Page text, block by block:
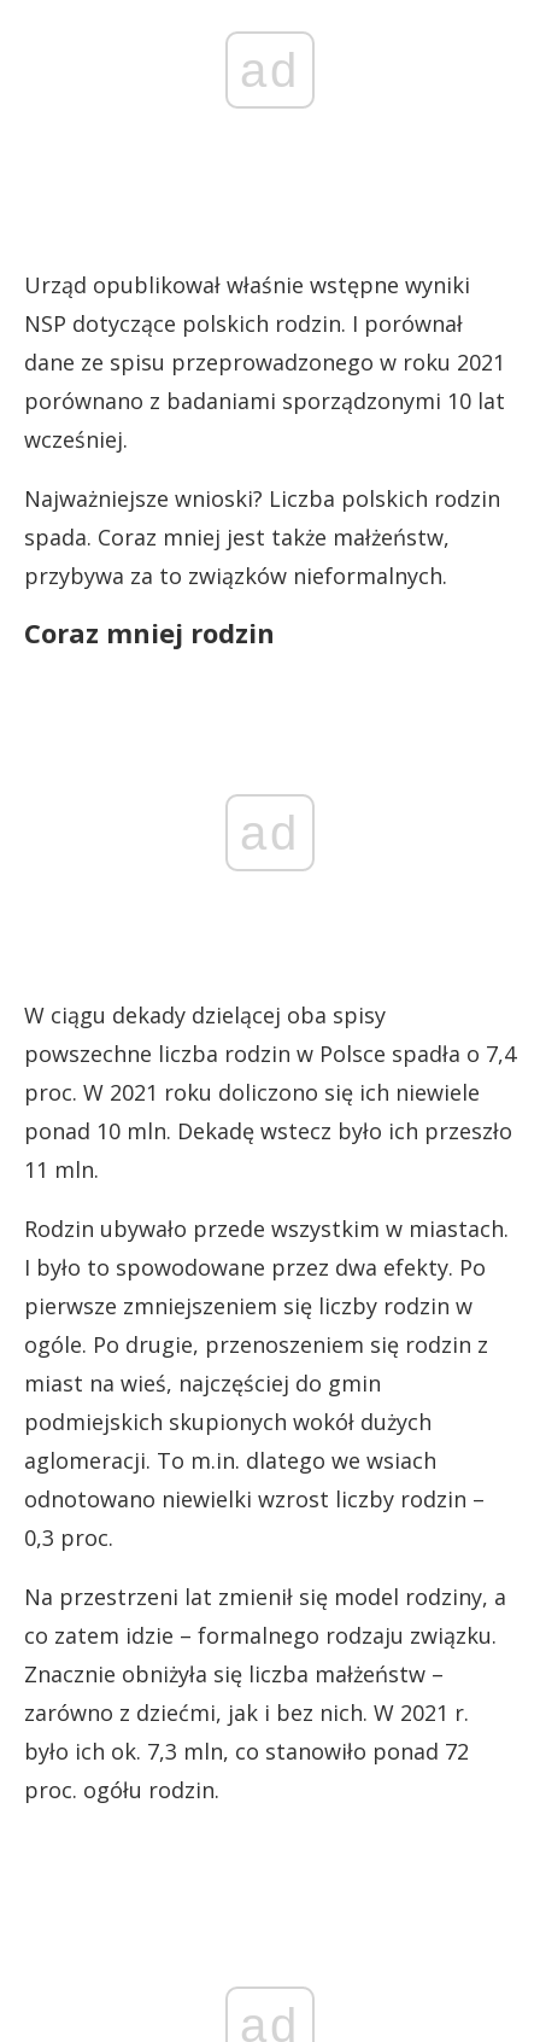
ad
Urząd opublikował właśnie wstępne wyniki
NSP dotyczące polskich rodzin. I porównał
dane ze spisu przeprowadzonego w roku 2021
porównano z badaniami sporządzonymi 10 lat
wcześniej.
Najważniejsze wnioski? Liczba polskich rodzin
spada. Coraz mniej jest także małżeństw,
przybywa za to związków nieformalnych.
Coraz mniej rodzin
ad
W ciągu dekady dzielącej oba spisy
powszechne liczba rodzin w Polsce spadła o 7,4
proc. W 2021 roku doliczono się ich niewiele
ponad 10 mln. Dekadę wstecz było ich przeszło
11 mln.
Rodzin ubywało przede wszystkim w miastach.
I było to spowodowane przez dwa efekty. Po
pierwsze zmniejszeniem się liczby rodzin w
ogóle. Po drugie, przenoszeniem się rodzin z
miast na wieś, najczęściej do gmin
podmiejskich skupionych wokół dużych
aglomeracji. To m.in. dlatego we wsiach
odnotowano niewielki wzrost liczby rodzin –
0,3 proc.
Na przestrzeni lat zmienił się model rodziny, a
co zatem idzie – formalnego rodzaju związku.
Znacznie obniżyła się liczba małżeństw –
zarówno z dziećmi, jak i bez nich. W 2021 r.
było ich ok. 7,3 mln, co stanowiło ponad 72
proc. ogółu rodzin.
ad